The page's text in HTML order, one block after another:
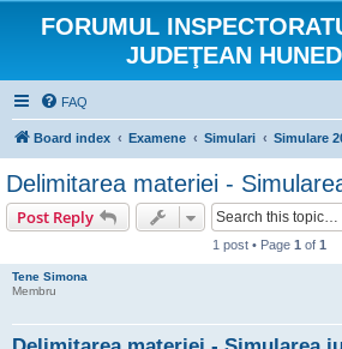
FORUMUL
JUDEŢEAN
FAQ
Board index Examene Simulari Simulare
Delimitarea materiei -
Post Reply
1 post • Page 1 of 1
Tene Simona
Membru